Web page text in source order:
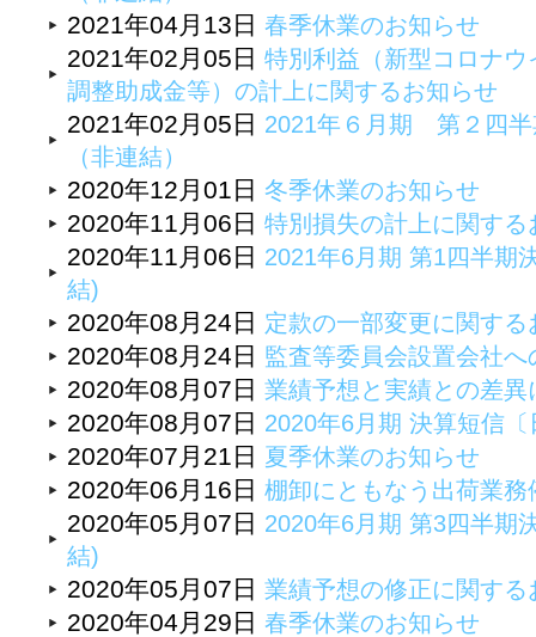
2021年04月13日 春季休業のお知らせ
2021年02月05日 特別利益（新型コロナ
調整助成金等）の計上に関するお知らせ
2021年02月05日 2021年６月期 第２四半
（非連結）
2020年12月01日 冬季休業のお知らせ
2020年11月06日 特別損失の計上に関する
2020年11月06日 2021年6月期 第1四半期
結)
2020年08月24日 定款の一部変更に関する
2020年08月24日 監査等委員会設置会社
2020年08月07日 業績予想と実績との差
2020年08月07日 2020年6月期 決算短信
2020年07月21日 夏季休業のお知らせ
2020年06月16日 棚卸にともなう出荷業務
2020年05月07日 2020年6月期 第3四半期
結)
2020年05月07日 業績予想の修正に関する
2020年04月29日 春季休業のお知らせ